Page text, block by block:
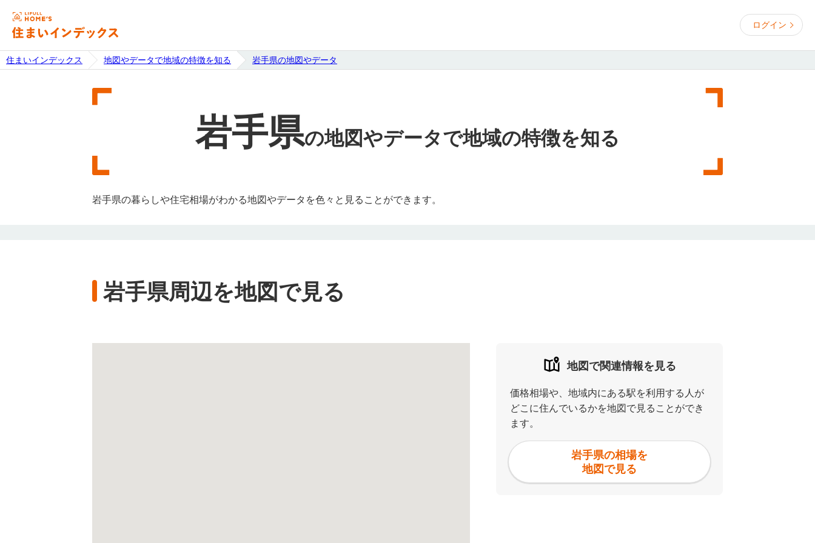
ログイン
住まいインデックス 地図やデータで地域の特徴を知る 岩手県の地図やデータ
岩手県の地図やデータで地域の特徴を知る
岩手県の暮らしや住宅相場がわかる地図やデータを色々と見ることができます。
岩手県周辺を地図で見る
地図で関連情報を見る
価格相場や、地域内にある駅を利用する人が
どこに住んでいるかを地図で見ることができ
ます。
岩手県の相場を
地図で見る